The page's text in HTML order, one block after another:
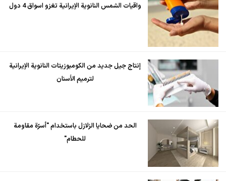
واقيات الشمس النانوية الإيرانية تغزو اسواق 4 دول
إنتاج جيل جديد من الكومبوزيتات النانوية الإيرانية
لترميم الأسنان
الحد من ضحايا الزلازل باستخدام "أسرّة مقاومة
للحطام"